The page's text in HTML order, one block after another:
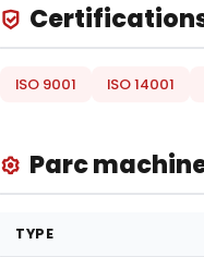
ISO 9001 ISO 14001
Parc
TYPE